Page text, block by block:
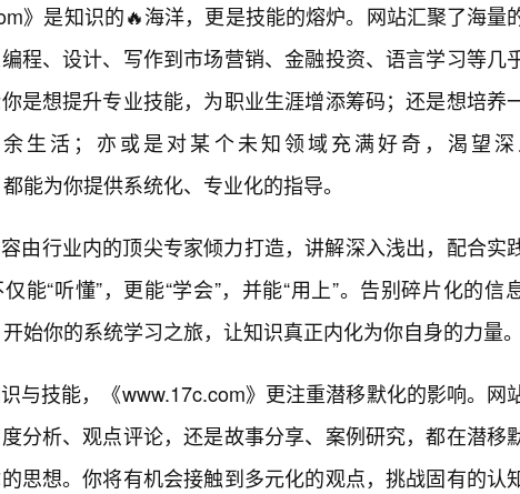
》是知识的🔥海洋，更是技能的熔炉。网站汇聚了海量
程、设计、写作到市场营销、金融投资、语言学习等几
是想提升专业技能，为职业生涯增添筹码；还是想培养
生活；亦或是对某个未知领域充满好奇，渴望深
能为你提供系统化、专业化的指导。
由行业内的顶尖专家倾力打造，讲解深入浅出，配合实
能“听懂”，更能“学会”，并能“用上”。告别碎片化的信
开始你的系统学习之旅，让知识真正内化为你自身的力量。
与技能，《www.17c.com》更注重潜移默化的影响。网
分析、观点评论，还是故事分享、案例研究，都在潜移
思想。你将有机会接触到多元化的观点，挑战固有的认